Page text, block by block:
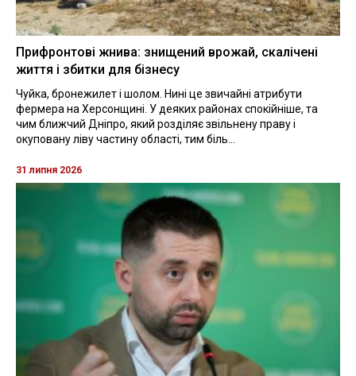
Прифронтові жнива: знищений врожай, скалічені
життя і збитки для бізнесу
Чуйка, бронежилет і шолом. Нині це звичайні атрибути
фермера на Херсонщині. У деяких районах спокійніше, та
чим ближчий Дніпро, який розділяє звільнену праву і
окуповану ліву частину області, тим біль...
31 липня 2026